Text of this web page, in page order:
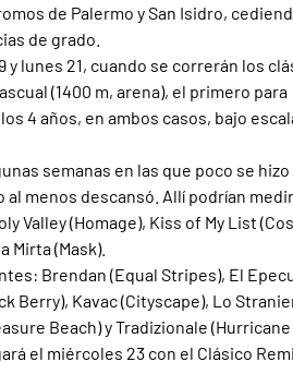
de Palermo y San Isidro,
de grado.
y lunes 21, cuando se correrán los
(1400 m, arena), el primero para
4 años, en ambos casos, bajo
semanas en las que poco se hizo
al menos descansó. Allí podrían
Valley (Homage), Kiss of My List
Mirta (Mask).
Brendan (Equal Stripes), El
Berry), Kavac (Cityscape), Lo
Beach) y Tradizionale (Hurricane
el miércoles 23 con el Clásico